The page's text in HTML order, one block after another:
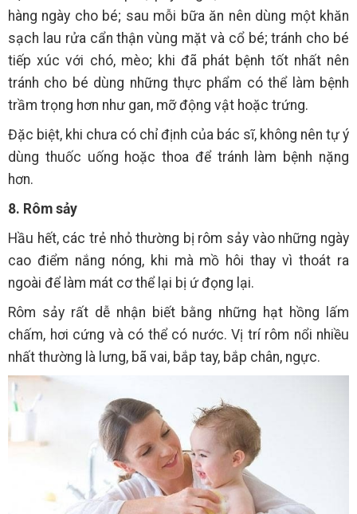
hàng ngày cho bé; sau mỗi bữa ăn nên dùng một khăn
sạch lau rửa cẩn thận vùng mặt và cổ bé; tránh cho bé
tiếp xúc với chó, mèo; khi đã phát bệnh tốt nhất nên
tránh cho bé dùng những thực phẩm có thể làm bệnh
trầm trọng hơn như gan, mỡ động vật hoặc trứng.
Đặc biệt, khi chưa có chỉ định của bác sĩ, không nên tự ý
dùng thuốc uống hoặc thoa để tránh làm bệnh nặng
hơn.
8. Rôm sảy
Hầu hết, các trẻ nhỏ thường bị rôm sảy vào những ngày
cao điểm nắng nóng, khi mà mồ hôi thay vì thoát ra
ngoài để làm mát cơ thể lại bị ứ đọng lại.
Rôm sảy rất dễ nhận biết bằng những hạt hồng lấm
chấm, hơi cứng và có thể có nước. Vị trí rôm nổi nhiều
nhất thường là lưng, bã vai, bắp tay, bắp chân, ngực.